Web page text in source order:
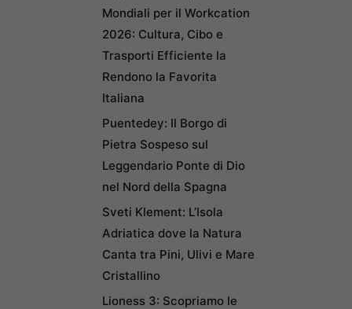
Mondiali per il Workcation
2026: Cultura, Cibo e
Trasporti Efficiente la
Rendono la Favorita
Italiana
Puentedey: Il Borgo di
Pietra Sospeso sul
Leggendario Ponte di Dio
nel Nord della Spagna
Sveti Klement: L’Isola
Adriatica dove la Natura
Canta tra Pini, Ulivi e Mare
Cristallino
Lioness 3: Scopriamo le